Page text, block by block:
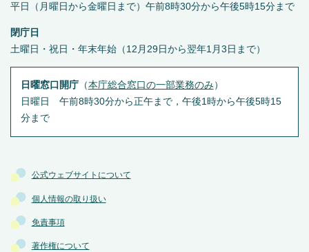
公式ウェブサイトについて
個人情報の取り扱い
免責事項
著作権について
平日（月曜日から金曜日まで）午前8時30分から午後5時15分まで
閉庁日
土曜日・祝日・年末年始（12月29日から翌年1月3日まで）
日曜窓口開庁（本庁総合窓口の一部業務のみ ）
日曜日 午前8時30分から正午まで，午後1時から午後5時15
分まで